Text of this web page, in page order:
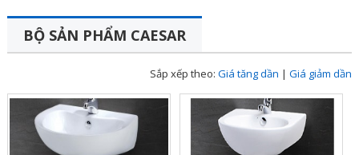
BỘ SẢN PHẨM CAESAR
Sắp xếp theo:Giá tăng dần |Giá giảm dần